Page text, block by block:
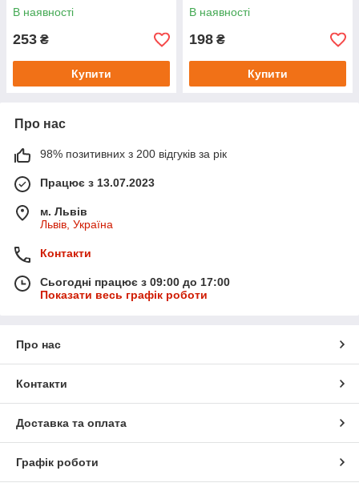
В наявності
253 ₴
Купити
В наявності
198 ₴
Купити
Про нас
98% позитивних з 200 відгуків за рік
Працює з 13.07.2023
м. Львів
Львів, Україна
Контакти
Сьогодні працює з 09:00 до 17:00
Показати весь графік роботи
Про нас
Контакти
Доставка та оплата
Графік роботи